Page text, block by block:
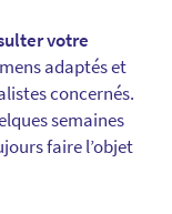
votre
adaptés et
concernés.
semaines
faire l’objet